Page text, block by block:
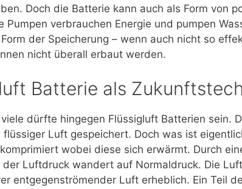
Doch die Batterie kann auch als Form von
Pumpen verbrauchen Energie und pumpen
der Speicherung – wenn auch nicht so
nicht überall erbaut werden.
Batterie als
dürfte hingegen Flüssigluft Batterien sein.
flüssiger Luft gespeichert. Doch was ist
wobei diese sich erwärmt. Durch
der Luftdruck wandert auf Normaldruck. Die
entgegenströmender Luft erheblich. Ein Teil